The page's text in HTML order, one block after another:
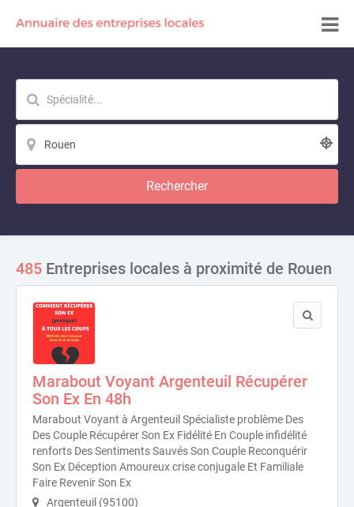
Rechercher
485 Entreprises locales à proximité de Rouen
Marabout Voyant Argenteuil Récupérer
Son Ex En 48h
Marabout Voyant à Argenteuil Spécialiste problème Des
Des Couple Récupérer Son Ex Fidélité En Couple infidélité
renforts Des Sentiments Sauvés Son Couple Reconquérir
Son Ex Déception Amoureux crise conjugale Et Familiale
Faire Revenir Son Ex
Argenteuil (95100)